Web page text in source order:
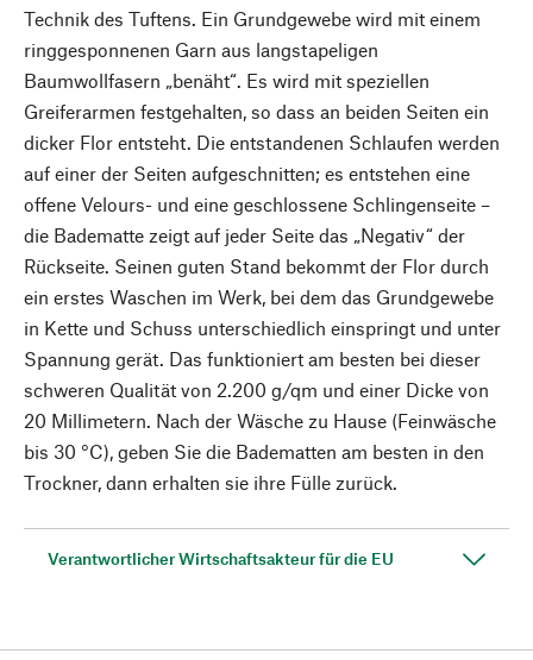
Technik des Tuftens. Ein Grundgewebe wird mit einem
ringgesponnenen Garn aus langstapeligen
Baumwollfasern „benäht“. Es wird mit speziellen
Greiferarmen festgehalten, so dass an beiden Seiten ein
dicker Flor entsteht. Die entstandenen Schlaufen werden
auf einer der Seiten aufgeschnitten; es entstehen eine
offene Velours- und eine geschlossene Schlingenseite –
die Badematte zeigt auf jeder Seite das „Negativ“ der
Rückseite. Seinen guten Stand bekommt der Flor durch
ein erstes Waschen im Werk, bei dem das Grundgewebe
in Kette und Schuss unterschiedlich einspringt und unter
Spannung gerät. Das funktioniert am besten bei dieser
schweren Qualität von 2.200 g/qm und einer Dicke von
20 Millimetern. Nach der Wäsche zu Hause (Feinwäsche
bis 30 °C), geben Sie die Badematten am besten in den
Trockner, dann erhalten sie ihre Fülle zurück.
Verantwortlicher Wirtschaftsakteur für die EU